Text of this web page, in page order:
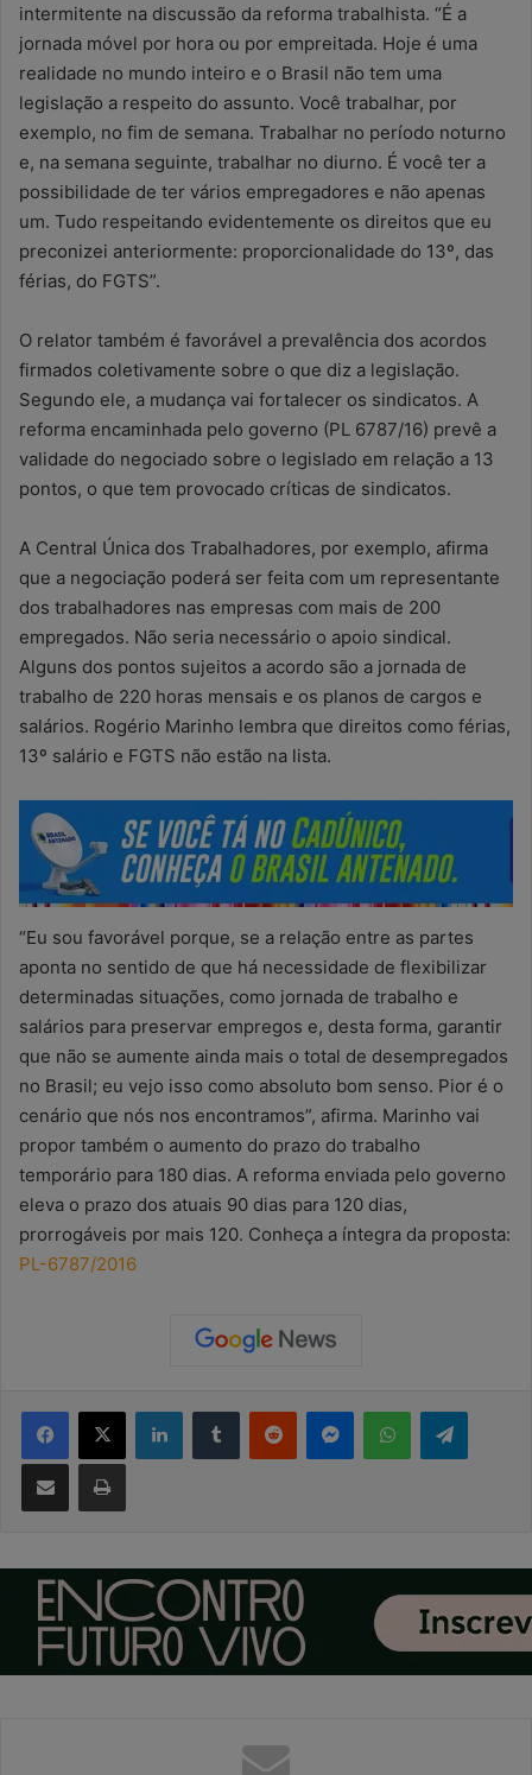
intermitente na discussão da reforma trabalhista. “É a
jornada móvel por hora ou por empreitada. Hoje é uma
realidade no mundo inteiro e o Brasil não tem uma
legislação a respeito do assunto. Você trabalhar, por
exemplo, no fim de semana. Trabalhar no período noturno
e, na semana seguinte, trabalhar no diurno. É você ter a
possibilidade de ter vários empregadores e não apenas
um. Tudo respeitando evidentemente os direitos que eu
preconizei anteriormente: proporcionalidade do 13º, das
férias, do FGTS”.
O relator também é favorável a prevalência dos acordos
firmados coletivamente sobre o que diz a legislação.
Segundo ele, a mudança vai fortalecer os sindicatos. A
reforma encaminhada pelo governo (PL 6787/16) prevê a
validade do negociado sobre o legislado em relação a 13
pontos, o que tem provocado críticas de sindicatos.
A Central Única dos Trabalhadores, por exemplo, afirma
que a negociação poderá ser feita com um representante
dos trabalhadores nas empresas com mais de 200
empregados. Não seria necessário o apoio sindical.
Alguns dos pontos sujeitos a acordo são a jornada de
trabalho de 220 horas mensais e os planos de cargos e
salários. Rogério Marinho lembra que direitos como férias,
13º salário e FGTS não estão na lista.
“Eu sou favorável porque, se a relação entre as partes
aponta no sentido de que há necessidade de flexibilizar
determinadas situações, como jornada de trabalho e
salários para preservar empregos e, desta forma, garantir
que não se aumente ainda mais o total de desempregados
no Brasil; eu vejo isso como absoluto bom senso. Pior é o
cenário que nós nos encontramos”, afirma. Marinho vai
propor também o aumento do prazo do trabalho
temporário para 180 dias. A reforma enviada pelo governo
eleva o prazo dos atuais 90 dias para 120 dias,
prorrogáveis por mais 120. Conheça a íntegra da proposta:
PL-6787/2016